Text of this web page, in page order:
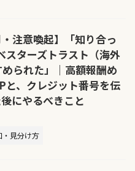
・注意喚起】「知り合っ
スターズトラスト（海外
られた」｜高額報酬め
と、クレジット番号を伝
にやるべきこと
・見分け方